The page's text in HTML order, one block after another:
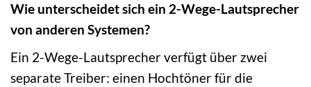
Wie unterscheidet sich ein 2-Wege-Lautsprecher
von anderen Systemen?
Ein 2-Wege-Lautsprecher verfügt über zwei
separate Treiber: einen Hochtöner für die